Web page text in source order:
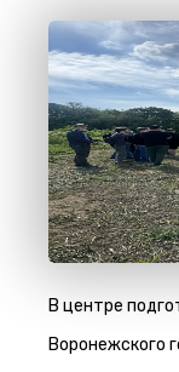
В центре
Воронежского